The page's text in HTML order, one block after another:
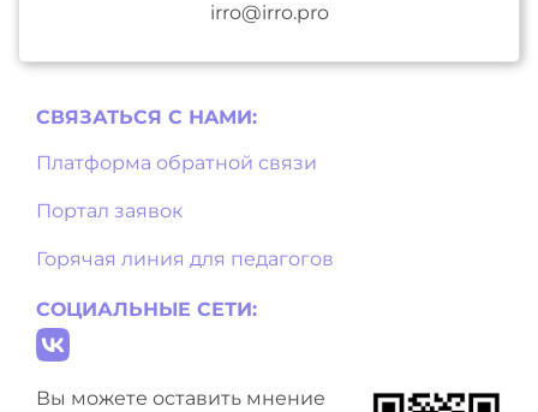
irro@irro.pro
СВЯЗАТЬСЯ С НAМИ:
Платформа обратной связи
Портал заявок
Горячая линия для педагогов
СОЦИАЛЬНЫЕ СЕТИ:
Вы можете оставить мнение